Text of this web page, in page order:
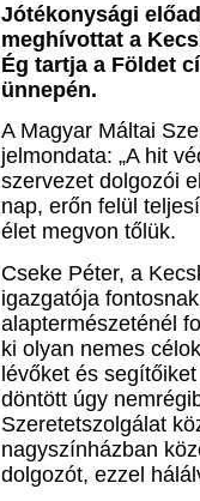
Jótékonysági
meghívottat a
Ég tartja a Földet
ünnepén.
A Magyar Máltai
jelmondata: „A hit
szervezet dolgozói
nap, erőn felül
élet megvon tőlük.
Cseke Péter, a
igazgatója
alaptermészeténél
ki olyan nemes
lévőket és
döntött úgy
Szeretetszolgálat
nagyszínházban
dolgozót, ezzel